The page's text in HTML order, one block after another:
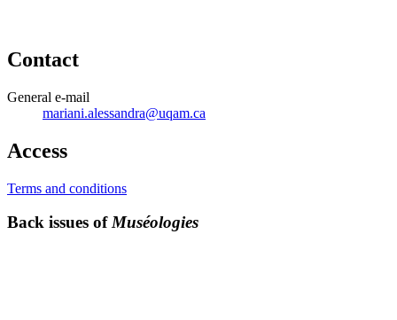
Contact
General e-mail
mariani.alessandra@uqam.ca
Access
Terms and conditions
Back issues ofMuséologies